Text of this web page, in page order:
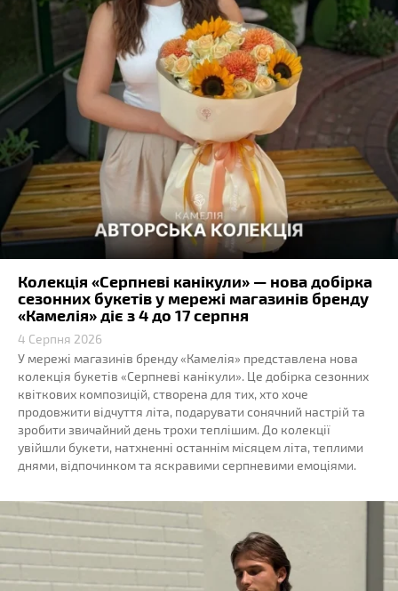
Колекція «Серпневі канікули» — нова добірка
сезонних букетів у мережі магазинів бренду
«Камелія» діє з 4 до 17 серпня
4 Серпня 2026
У мережі магазинів бренду «Камелія» представлена нова
колекція букетів «Серпневі канікули». Це добірка сезонних
квіткових композицій, створена для тих, хто хоче
продовжити відчуття літа, подарувати сонячний настрій та
зробити звичайний день трохи теплішим. До колекції
увійшли букети, натхненні останнім місяцем літа, теплими
днями, відпочинком та яскравими серпневими емоціями.